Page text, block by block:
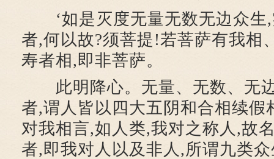
‘如是灭度无量无数无边众生,
者,何以故?须菩提!若菩萨有我相
寿者相,即非菩萨。
此明降心。无量、无数、无
者,谓人皆以四大五阴和合相续假
对我相言,如人类,我对之称人,故
者,即我对人以及非人,所谓九类